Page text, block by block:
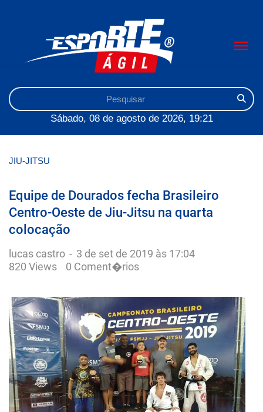
Sábado, 08 de agosto de 2026, 19:21
JIU-JITSU
Equipe de Dourados fecha Brasileiro
Centro-Oeste de Jiu-Jitsu na quarta
colocação
lucas castro - 3 de set de 2019 às 17:04
820 Views
0 Coment�rios